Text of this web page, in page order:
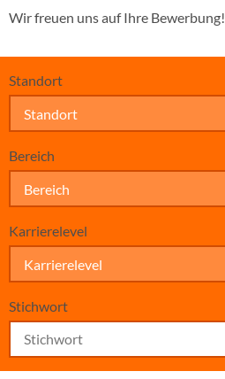
Wir freuen uns auf Ihre Bewerbung!
Standort
Standort
Bereich
Bereich
Karrierelevel
Karrierelevel
Stichwort